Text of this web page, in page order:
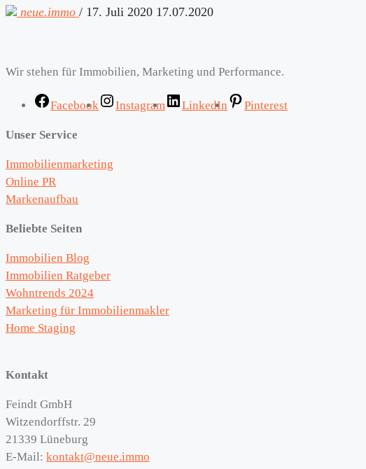
neue.immo / 17. Juli 2020 17.07.2020
Wir stehen für Immobilien, Marketing und Performance.
Facebook Instagram LinkedIn Pinterest
Unser Service
Immobilienmarketing
Online PR
Markenaufbau
Beliebte Seiten
Immobilien Blog
Immobilien Ratgeber
Wohntrends 2024
Marketing für Immobilienmakler
Home Staging
Kontakt
Feindt GmbH
Witzendorffstr. 29
21339 Lüneburg
E-Mail: kontakt@neue.immo